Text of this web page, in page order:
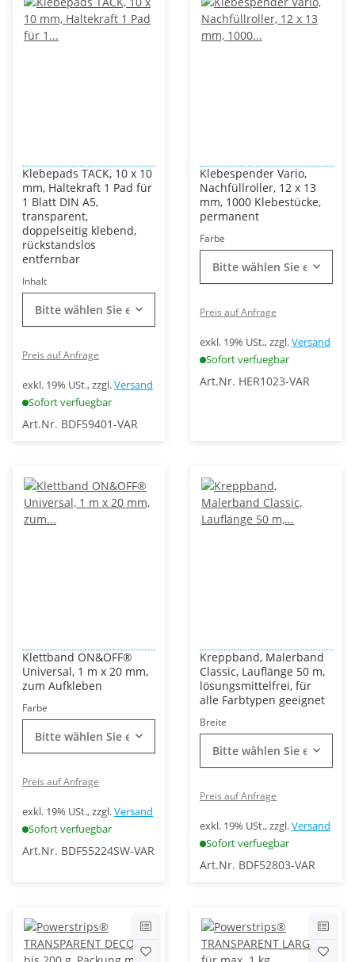
Klebepads TACK, 10 x 10
mm, Haltekraft 1 Pad für
1 Blatt DIN A5,
transparent,
doppelseitig klebend,
rückstandslos
entfernbar
Inhalt
Bitte wählen Sie eine Variation.
Preis auf Anfrage
exkl. 19% USt., zzgl.Versand
Sofort verfuegbar
Art.Nr. BDF59401-VAR
Klebespender Vario,
Nachfüllroller, 12 x 13
mm, 1000 Klebestücke,
permanent
Farbe
Bitte wählen Sie eine
Preis auf Anfrage
exkl. 19% USt., zzgl.Versand
Sofort verfuegbar
Art.Nr. HER1023-VAR
Klettband ON&OFF®
Universal, 1 m x 20 mm,
zum Aufkleben
Farbe
Bitte wählen Sie eine Variation.
Preis auf Anfrage
exkl. 19% USt., zzgl.Versand
Sofort verfuegbar
Art.Nr. BDF55224SW-VAR
Kreppband, Malerband
Classic, Lauflänge 50 m,
lösungsmittelfrei, für
alle Farbtypen geeignet
Breite
Bitte wählen Sie eine
Preis auf Anfrage
exkl. 19% USt., zzgl.Versand
Sofort verfuegbar
Art.Nr. BDF52803-VAR